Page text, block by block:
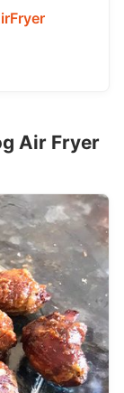
Air Fryer